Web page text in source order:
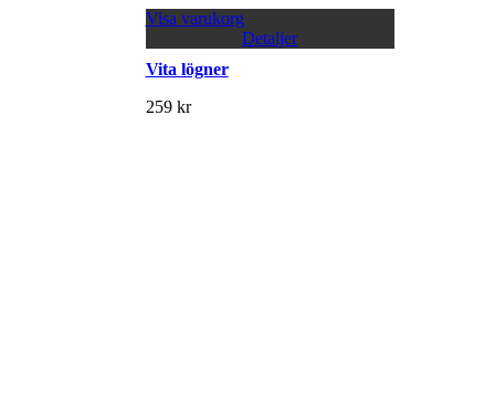
Visa varukorg
Detaljer
Vita lögner
259 kr